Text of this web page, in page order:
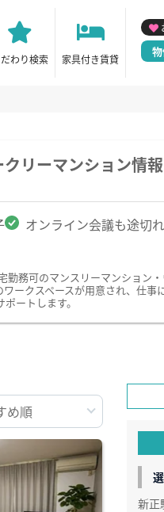
わり検索 家具付き賃貸
リーマンション情報
オンライン会議も途切
務可のマンスリーマンション
ークスペースが用意され、仕事
ートします。
新正